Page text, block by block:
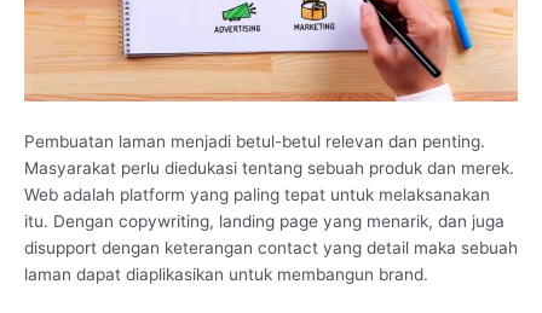
Pembuatan laman menjadi betul-betul relevan dan penting.
Masyarakat perlu diedukasi tentang sebuah produk dan merek.
Web adalah platform yang paling tepat untuk melaksanakan
itu. Dengan copywriting, landing page yang menarik, dan juga
disupport dengan keterangan contact yang detail maka sebuah
laman dapat diaplikasikan untuk membangun brand.